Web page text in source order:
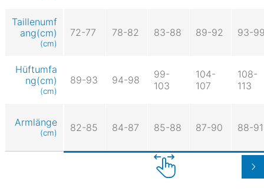
Taillenumf
ang(cm)
(cm)
72-77 78-82 83-88 89-92 93-
Hüftumfa
ng(cm)
(cm)
89-93 94-98
99-
103
104-
107
108-
113
Armlänge
(cm) 82-85 84-87 85-88 87-90 88-91